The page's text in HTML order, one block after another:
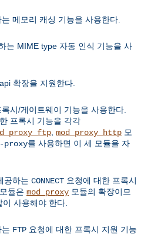
메모리 캐싱 기능을 사용한다.
는 MIME type 자동 인식 기능을 사
확장을 지원한다.
시/게이트웨이 기능을 사용한다.
프록시 기능을 각각
, mod_proxy_http 모
proxy를 사용하면 이 세 모듈을 자
공하는 CONNECT 요청에 대한 프록시
듈은 mod_proxy 모듈의 확장이므
이 사용해야 한다.
FTP 요청에 대한 프록시 지원 기능